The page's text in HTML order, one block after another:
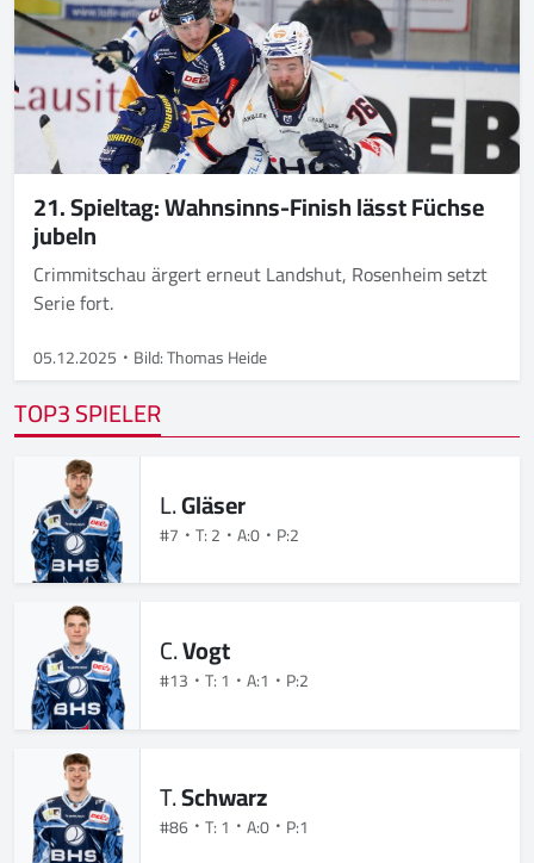
21. Spieltag: Wahnsinns-Finish lässt Füchse
jubeln
Crimmitschau ärgert erneut Landshut, Rosenheim setzt
Serie fort.
05.12.2025 Bild: Thomas Heide
TOP3 SPIELER
L.Gläser
#7 T: 2 A:0 P:2
C.Vogt
#13 T: 1 A:1 P:2
T.Schwarz
#86 T: 1 A:0 P:1